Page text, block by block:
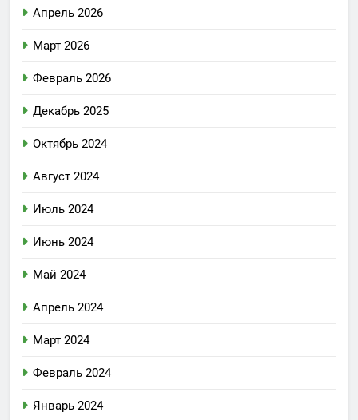
Апрель 2026
Март 2026
Февраль 2026
Декабрь 2025
Октябрь 2024
Август 2024
Июль 2024
Июнь 2024
Май 2024
Апрель 2024
Март 2024
Февраль 2024
Январь 2024